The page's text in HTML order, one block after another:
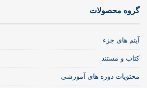
گروه محصولات
آیتم های جزء
کتاب و مستند
محتویات دوره های آموزشی